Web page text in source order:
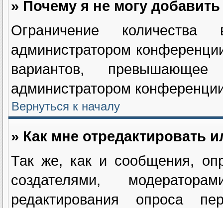
» Почему я не могу
Ограничение количества
администратором
вариантов,
администратором
Вернуться к началу
» Как мне отредактировать
Так же, как и сообщения,
создателями,
редактирования опроса